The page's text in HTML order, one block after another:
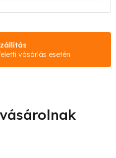
vásárlás esetén